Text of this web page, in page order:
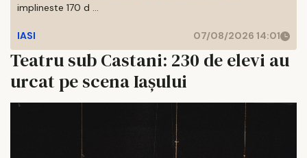
implineste 170 d ...
IASI 07/08/2026 14:01
Teatru sub Castani: 230 de elevi au
urcat pe scena Iașului